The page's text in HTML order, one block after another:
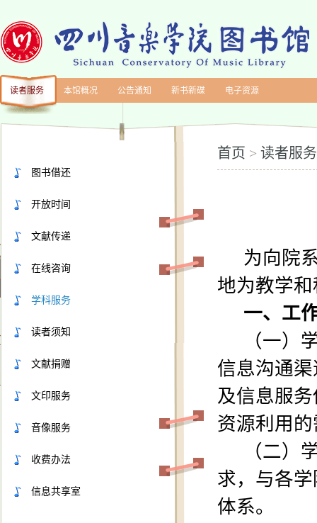
读者服务 本馆概况 公告通知 新书新碟 电子资源
图书借还
开放时间
文献传递
在线咨询
学科服务
读者须知
文献捐赠
文印服务
音像服务
收费办法
信息共享室
首页 > 读者服务
为向院
地为教学
一、工
（一）
信息沟通
及信息服
资源利用
（二）
求，与各
体系。